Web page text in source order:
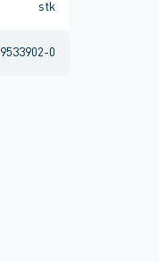
stk
9533902-0